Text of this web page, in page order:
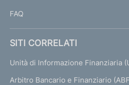
FAQ
SITI CORRELATI
Unità di Informazione Finanziaria
Arbitro Bancario e Finanziario